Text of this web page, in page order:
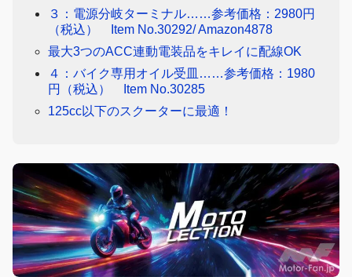
３：電源分岐ターミナル……参考価格：2980円
（税込） Item No.30292/ Amazon4878
最大3つのACC連動電装品をキレイに配線OK
４：バイク専用オイル受皿……参考価格：1980
円（税込） Item No.30285
125cc以下のスクーターに最適！